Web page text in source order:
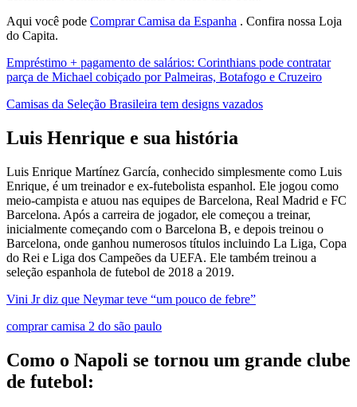
Aqui você pode Comprar Camisa da Espanha . Confira nossa Loja
do Capita.
Empréstimo + pagamento de salários: Corinthians pode contratar
parça de Michael cobiçado por Palmeiras, Botafogo e Cruzeiro
Camisas da Seleção Brasileira tem designs vazados
Luis Henrique e sua história
Luis Enrique Martínez García, conhecido simplesmente como Luis
Enrique, é um treinador e ex-futebolista espanhol. Ele jogou como
meio-campista e atuou nas equipes de Barcelona, Real Madrid e FC
Barcelona. Após a carreira de jogador, ele começou a treinar,
inicialmente começando com o Barcelona B, e depois treinou o
Barcelona, onde ganhou numerosos títulos incluindo La Liga, Copa
do Rei e Liga dos Campeões da UEFA. Ele também treinou a
seleção espanhola de futebol de 2018 a 2019.
Vini Jr diz que Neymar teve “um pouco de febre”
comprar camisa 2 do são paulo
Como o Napoli se tornou um grande clube
de futebol: